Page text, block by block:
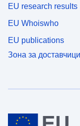
EU research results
EU Whoiswho
EU publications
Зона за